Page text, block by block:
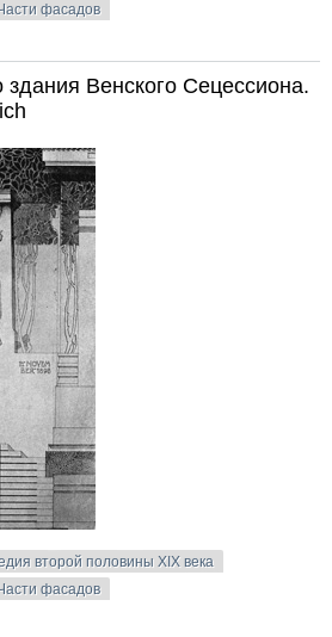
фасадов
здания Венского Сецессиона.
второй половины XIX века
фасадов